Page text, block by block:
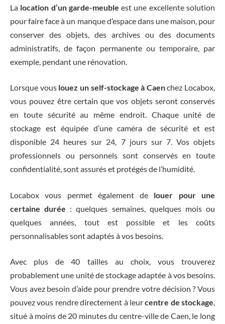
La location d’un garde-meuble est une excellente solution
pour faire face à un manque d’espace dans une maison, pour
conserver des objets, des archives ou des documents
administratifs, de façon permanente ou temporaire, par
exemple, pendant une rénovation.
Lorsque vous louez un self-stockage à Caenchez Locabox,
vous pouvez être certain que vos objets seront conservés
en toute sécurité au même endroit. Chaque unité de
stockage est équipée d’une caméra de sécurité et est
disponible 24 heures sur 24, 7 jours sur 7. Vos objets
professionnels ou personnels sont conservés en toute
confidentialité, sont assurés et protégés de l’humidité.
Locabox vous permet également de louer pour une
certaine durée : quelques semaines, quelques mois ou
quelques années, tout est possible et les coûts
personnalisables sont adaptés à vos besoins.
Avec plus de 40 tailles au choix, vous trouverez
probablement une unité de stockage adaptée à vos besoins.
Vous avez besoin d’aide pour prendre votre décision ? Vous
pouvez vous rendre directement à leurcentre de stockage,
situé à moins de 20 minutes du centre-ville de Caen, le long